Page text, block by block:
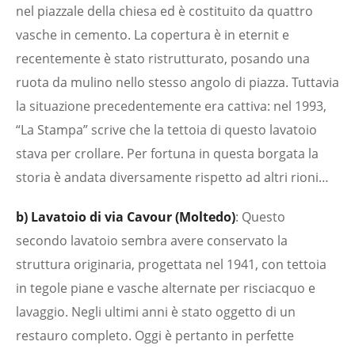
nel piazzale della chiesa ed è costituito da quattro
vasche in cemento. La copertura è in eternit e
recentemente è stato ristrutturato, posando una
ruota da mulino nello stesso angolo di piazza. Tuttavia
la situazione precedentemente era cattiva: nel 1993,
“La Stampa” scrive che la tettoia di questo lavatoio
stava per crollare. Per fortuna in questa borgata la
storia è andata diversamente rispetto ad altri rioni…
b) Lavatoio di via Cavour (Moltedo): Questo
secondo lavatoio sembra avere conservato la
struttura originaria, progettata nel 1941, con tettoia
in tegole piane e vasche alternate per risciacquo e
lavaggio. Negli ultimi anni è stato oggetto di un
restauro completo. Oggi è pertanto in perfette